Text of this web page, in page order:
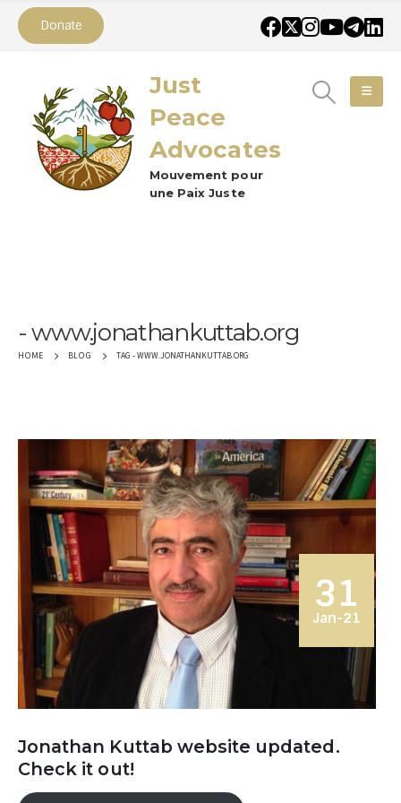
Donate
Just
Peace
Advocates
Mouvement pour
une Paix Juste
www.jonathankuttab.org
HOME BLOG TAG -WWW.JONATHANKUTTAB.ORG
31
Jan-21
Jonathan Kuttab website updated.
Check it out!